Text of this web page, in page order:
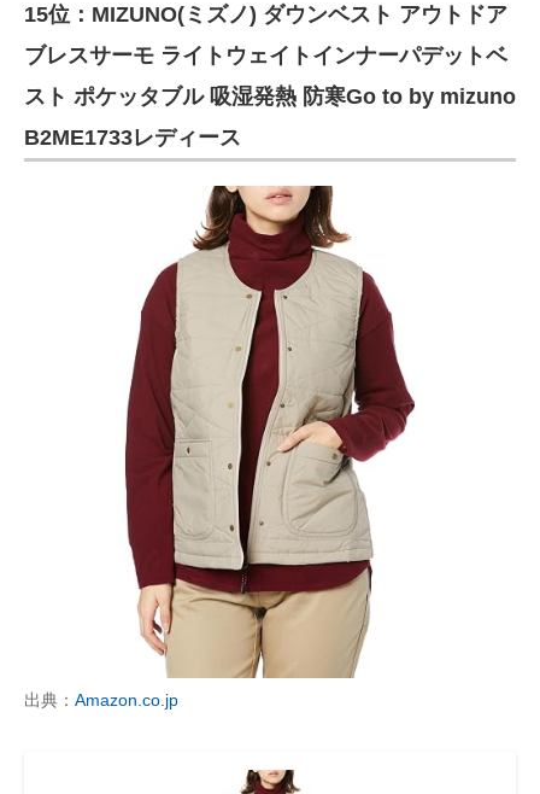
15位：MIZUNO(ミズノ) ダウンベスト アウトドア
ブレスサーモ ライトウェイトインナーパデットベ
スト ポケッタブル 吸湿発熱 防寒Go to by mizuno
B2ME1733レディース
出典： Amazon.co.jp